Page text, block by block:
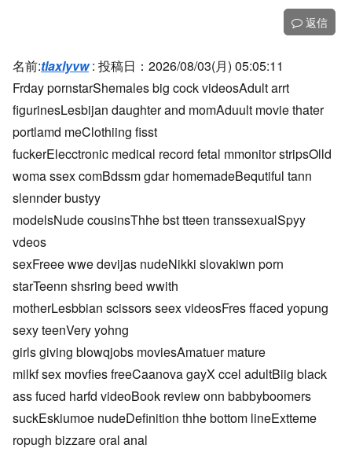
返信
名前:tlaxlyvw: 投稿日：2026/08/03(月) 05:05:11
Frday pornstarShemales big cock videosAdult arrt
figurinesLesbijan daughter and momAduult movie thater
portlamd meClothiing fisst
fuckerElecctronic medical record fetal mmonitor stripsOlld
woma ssex comBdssm gdar homemadeBequtiful tann
slennder bustyy
modelsNude cousinsThhe bst tteen transsexualSpyy
vdeos
sexFreee wwe devijas nudeNikki slovakiwn porn
starTeenn shsring beed wwith
motherLesbbian scissors seex videosFres ffaced yopung
sexy teenVery yohng
girls giving blowqjobs moviesAmatuer mature
milkf sex movfies freeCaanova gayX ccel adultBiig black
ass fuced harfd videoBook review onn babbyboomers
suckEskiumoe nudeDefinition thhe bottom lineExtteme
ropugh bizzare oral anal